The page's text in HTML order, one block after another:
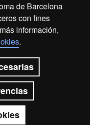
de Barcelona
con fines
información,
.
en el ámbito de
global, con
de